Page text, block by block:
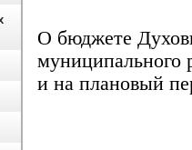
О бюджете
муниципального
и на плановый